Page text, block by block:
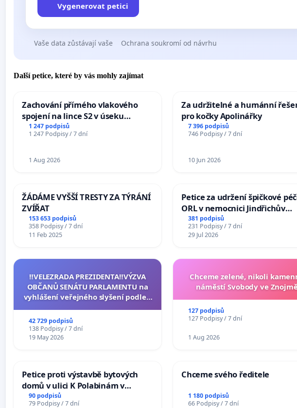
Vygenerovat petici
Vaše data zůstávají vaše Ochrana soukromí od návrhu
Další petice, které by vás mohly zajímat
Zachování přímého vlakového
spojení na lince S2 v úseku
Ostrava – Bohumín – Karviná –
Mosty u Jablunkova
1 247 podpisů
1 247 Podpisy / 7 dní
1 Aug 2026
Za udržitelné a humánní
pro kočky Apolinářky
7 396 podpisů
746 Podpisy / 7 dní
10 Jun 2026
ŽÁDÁME VYŠŠÍ TRESTY ZA TÝRÁNÍ
ZVÍŘAT
153 653 podpisů
358 Podpisy / 7 dní
11 Feb 2025
Petice za udržení špičkové
ORL v nemocnici Jindřichův
Hradec
381 podpisů
231 Podpisy / 7 dní
29 Jul 2026
‼️VELEZRADA PREZIDENTA‼️VÝZVA
OBČANŮ SENÁTU PARLAMENTU na
vyhlášení veřejného slyšení podle §
na přijetí usnesení k podání ústavní
žaloby na prezidenta republiky
42 729 podpisů
138 Podpisy / 7 dní
19 May 2026
Chceme zelené, nikoli
náměstí Svobody ve
127 podpisů
127 Podpisy / 7 dní
1 Aug 2026
Petice proti výstavbě bytových
domů v ulici K Polabinám v
Pardubicích
90 podpisů
79 Podpisy / 7 dní
Chceme svého ředitele
1 180 podpisů
66 Podpisy / 7 dní